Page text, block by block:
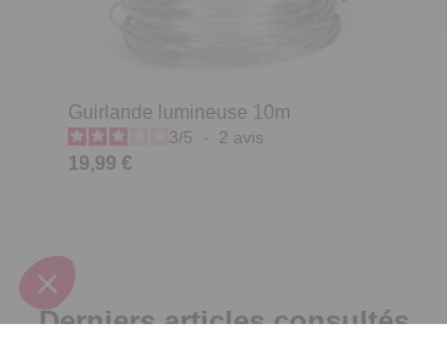
Guirlande lumineuse 10m
3/5 - 2 avis
19,99 €
Derniers articles consultés